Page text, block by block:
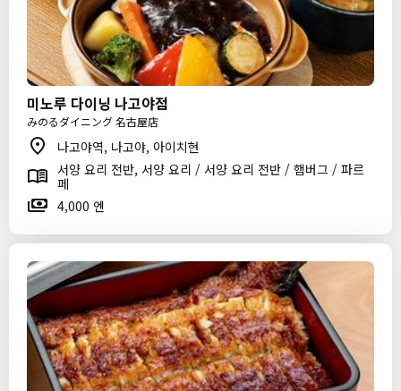
미노루 다이닝 나고야점
みのるダイニング 名古屋店
나고야역, 나고야, 아이치현
서양 요리 전반, 서양 요리 / 서양 요리 전반 / 햄버그 / 파르
페
4,000 엔